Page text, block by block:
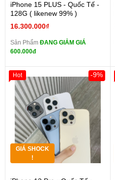
iPhone 15 PLUS - Quốc Tế -
128G ( likenew 99% )
16.300.000₫
Sản Phẩm ĐANG GIẢM GIÁ
600.000đ
GIÁ SHOCK
!
-9%
Hot